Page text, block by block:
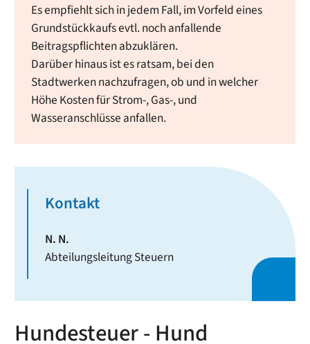
Es empfiehlt sich in jedem Fall, im Vorfeld eines
Grundstückkaufs evtl. noch anfallende
Beitragspflichten abzuklären.
Darüber hinaus ist es ratsam, bei den
Stadtwerken nachzufragen, ob und in welcher
Höhe Kosten für Strom-, Gas-, und
Wasseranschlüsse anfallen.
Kontakt
N. N.
Abteilungsleitung Steuern
Hundesteuer - Hund